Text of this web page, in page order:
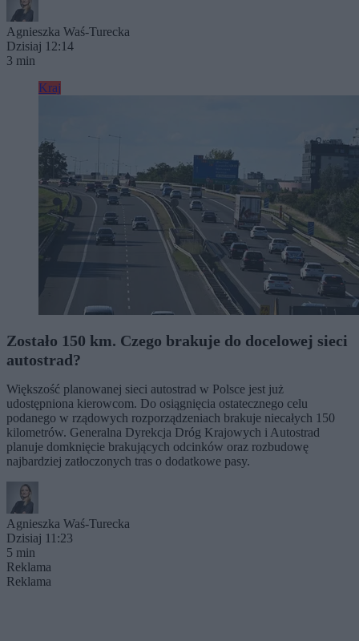
Agnieszka Waś-Turecka
Dzisiaj 12:14
3 min
Kraj
Zostało 150 km. Czego brakuje do docelowej sieci
autostrad?
Większość planowanej sieci autostrad w Polsce jest już
udostępniona kierowcom. Do osiągnięcia ostatecznego celu
podanego w rządowych rozporządzeniach brakuje niecałych 150
kilometrów. Generalna Dyrekcja Dróg Krajowych i Autostrad
planuje domknięcie brakujących odcinków oraz rozbudowę
najbardziej zatłoczonych tras o dodatkowe pasy.
Agnieszka Waś-Turecka
Dzisiaj 11:23
5 min
Reklama
Reklama